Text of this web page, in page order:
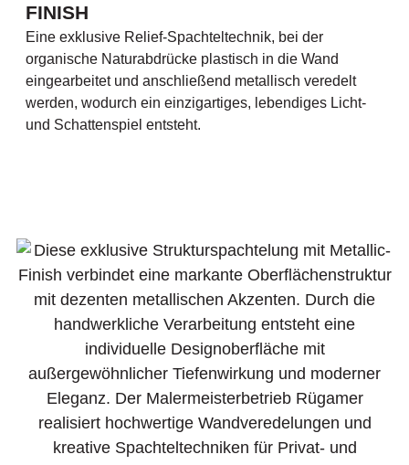
FINISH
Eine exklusive Relief-Spachteltechnik, bei der
organische Naturabdrücke plastisch in die Wand
eingearbeitet und anschließend metallisch veredelt
werden, wodurch ein einzigartiges, lebendiges Licht-
und Schattenspiel entsteht.